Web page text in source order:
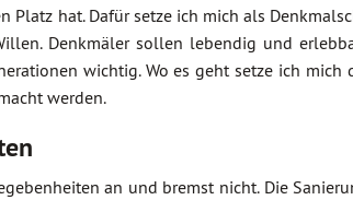
Platz hat. Dafür setze ich mich als
Denkmäler sollen lebendig und
wichtig. Wo es geht setze ich mich
werden.
an und bremst nicht. Die